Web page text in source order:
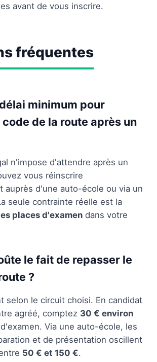
avant de vous inscrire.
fréquentes
minimum pour
de la route après un
n'impose d'attendre après un
vous réinscrire
auprès d'une auto-école ou via un
seule contrainte réelle est la
places d'examen dans votre
le fait de repasser le
?
selon le circuit choisi. En candidat
agréé, comptez 30 € environ
Via une auto-école, les
et de présentation oscillent
50 € et 150 €.